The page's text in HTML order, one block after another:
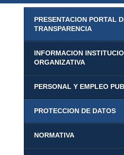
PRESENTACION PORTAL
TRANSPARENCIA
INFORMACION
ORGANIZATIVA
PERSONAL Y EMPLEO
PROTECCION DE DATOS
NORMATIVA